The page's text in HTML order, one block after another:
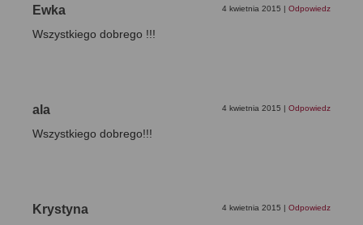
Ewka 4 kwietnia 2015 | Odpowiedz
Wszystkiego dobrego !!!
ala 4 kwietnia 2015 | Odpowiedz
Wszystkiego dobrego!!!
Krystyna 4 kwietnia 2015 | Odpowiedz